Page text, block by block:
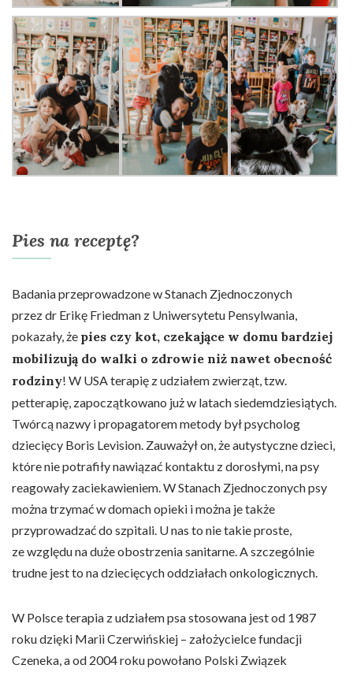
Pies na receptę?
Badania przeprowadzone w Stanach Zjednoczonych
przez dr Erikę Friedman z Uniwersytetu Pensylwania,
pokazały, że pies czy kot, czekające w domu bardziej
mobilizują do walki o zdrowie niż nawet obecność
rodziny! W USA terapię z udziałem zwierząt, tzw.
petterapię, zapoczątkowano już w latach siedemdziesiątych.
Twórcą nazwy i propagatorem metody był psycholog
dziecięcy Boris Levision. Zauważył on, że autystyczne dzieci,
które nie potrafiły nawiązać kontaktu z dorosłymi, na psy
reagowały zaciekawieniem. W Stanach Zjednoczonych psy
można trzymać w domach opieki i można je także
przyprowadzać do szpitali. U nas to nie takie proste,
ze względu na duże obostrzenia sanitarne. A szczególnie
trudne jest to na dziecięcych oddziałach onkologicznych.
W Polsce terapia z udziałem psa stosowana jest od 1987
roku dzięki Marii Czerwińskiej – założycielce fundacji
Czeneka, a od 2004 roku powołano Polski Związek